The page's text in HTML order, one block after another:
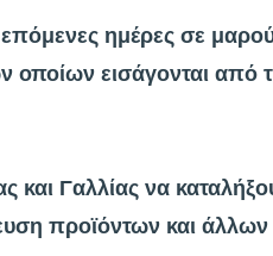
ημέρες σε
οποίων εισάγονται από
Γαλλίας να
προϊόντων και